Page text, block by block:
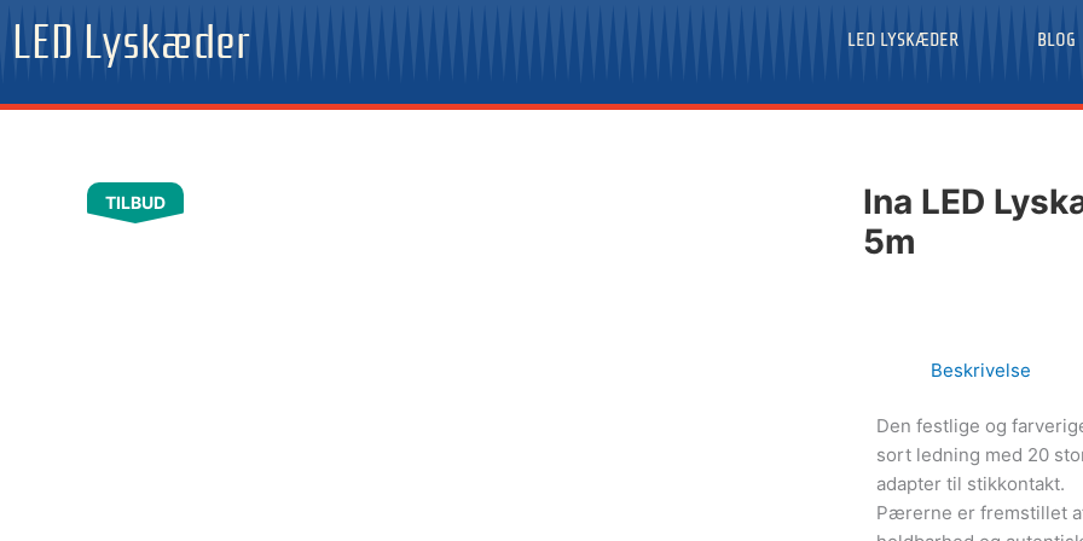
LED Lyskæder LED LYSKÆDER BLOG
TILBUD
Ina LED
5m
Beskrivelse
Den festlige og
sort ledning med 20
adapter til stikkontakt.
Pærerne er fremstillet